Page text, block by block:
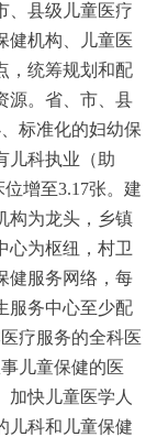
、县级儿童医疗
健机构、儿童医
，统筹规划和配
源。省、市、县
标准化的妇幼保
儿科执业（助
增至3.17张。建
构为龙头，乡镇
心为枢纽，村卫
健服务网络，每
服务中心至少配
疗服务的全科医
儿童保健的医
加快儿童医学人
儿科和儿童保健